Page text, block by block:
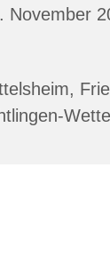
November